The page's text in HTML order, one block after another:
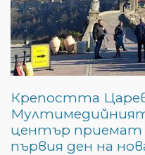
Крепостта
център приемат
първия ден на